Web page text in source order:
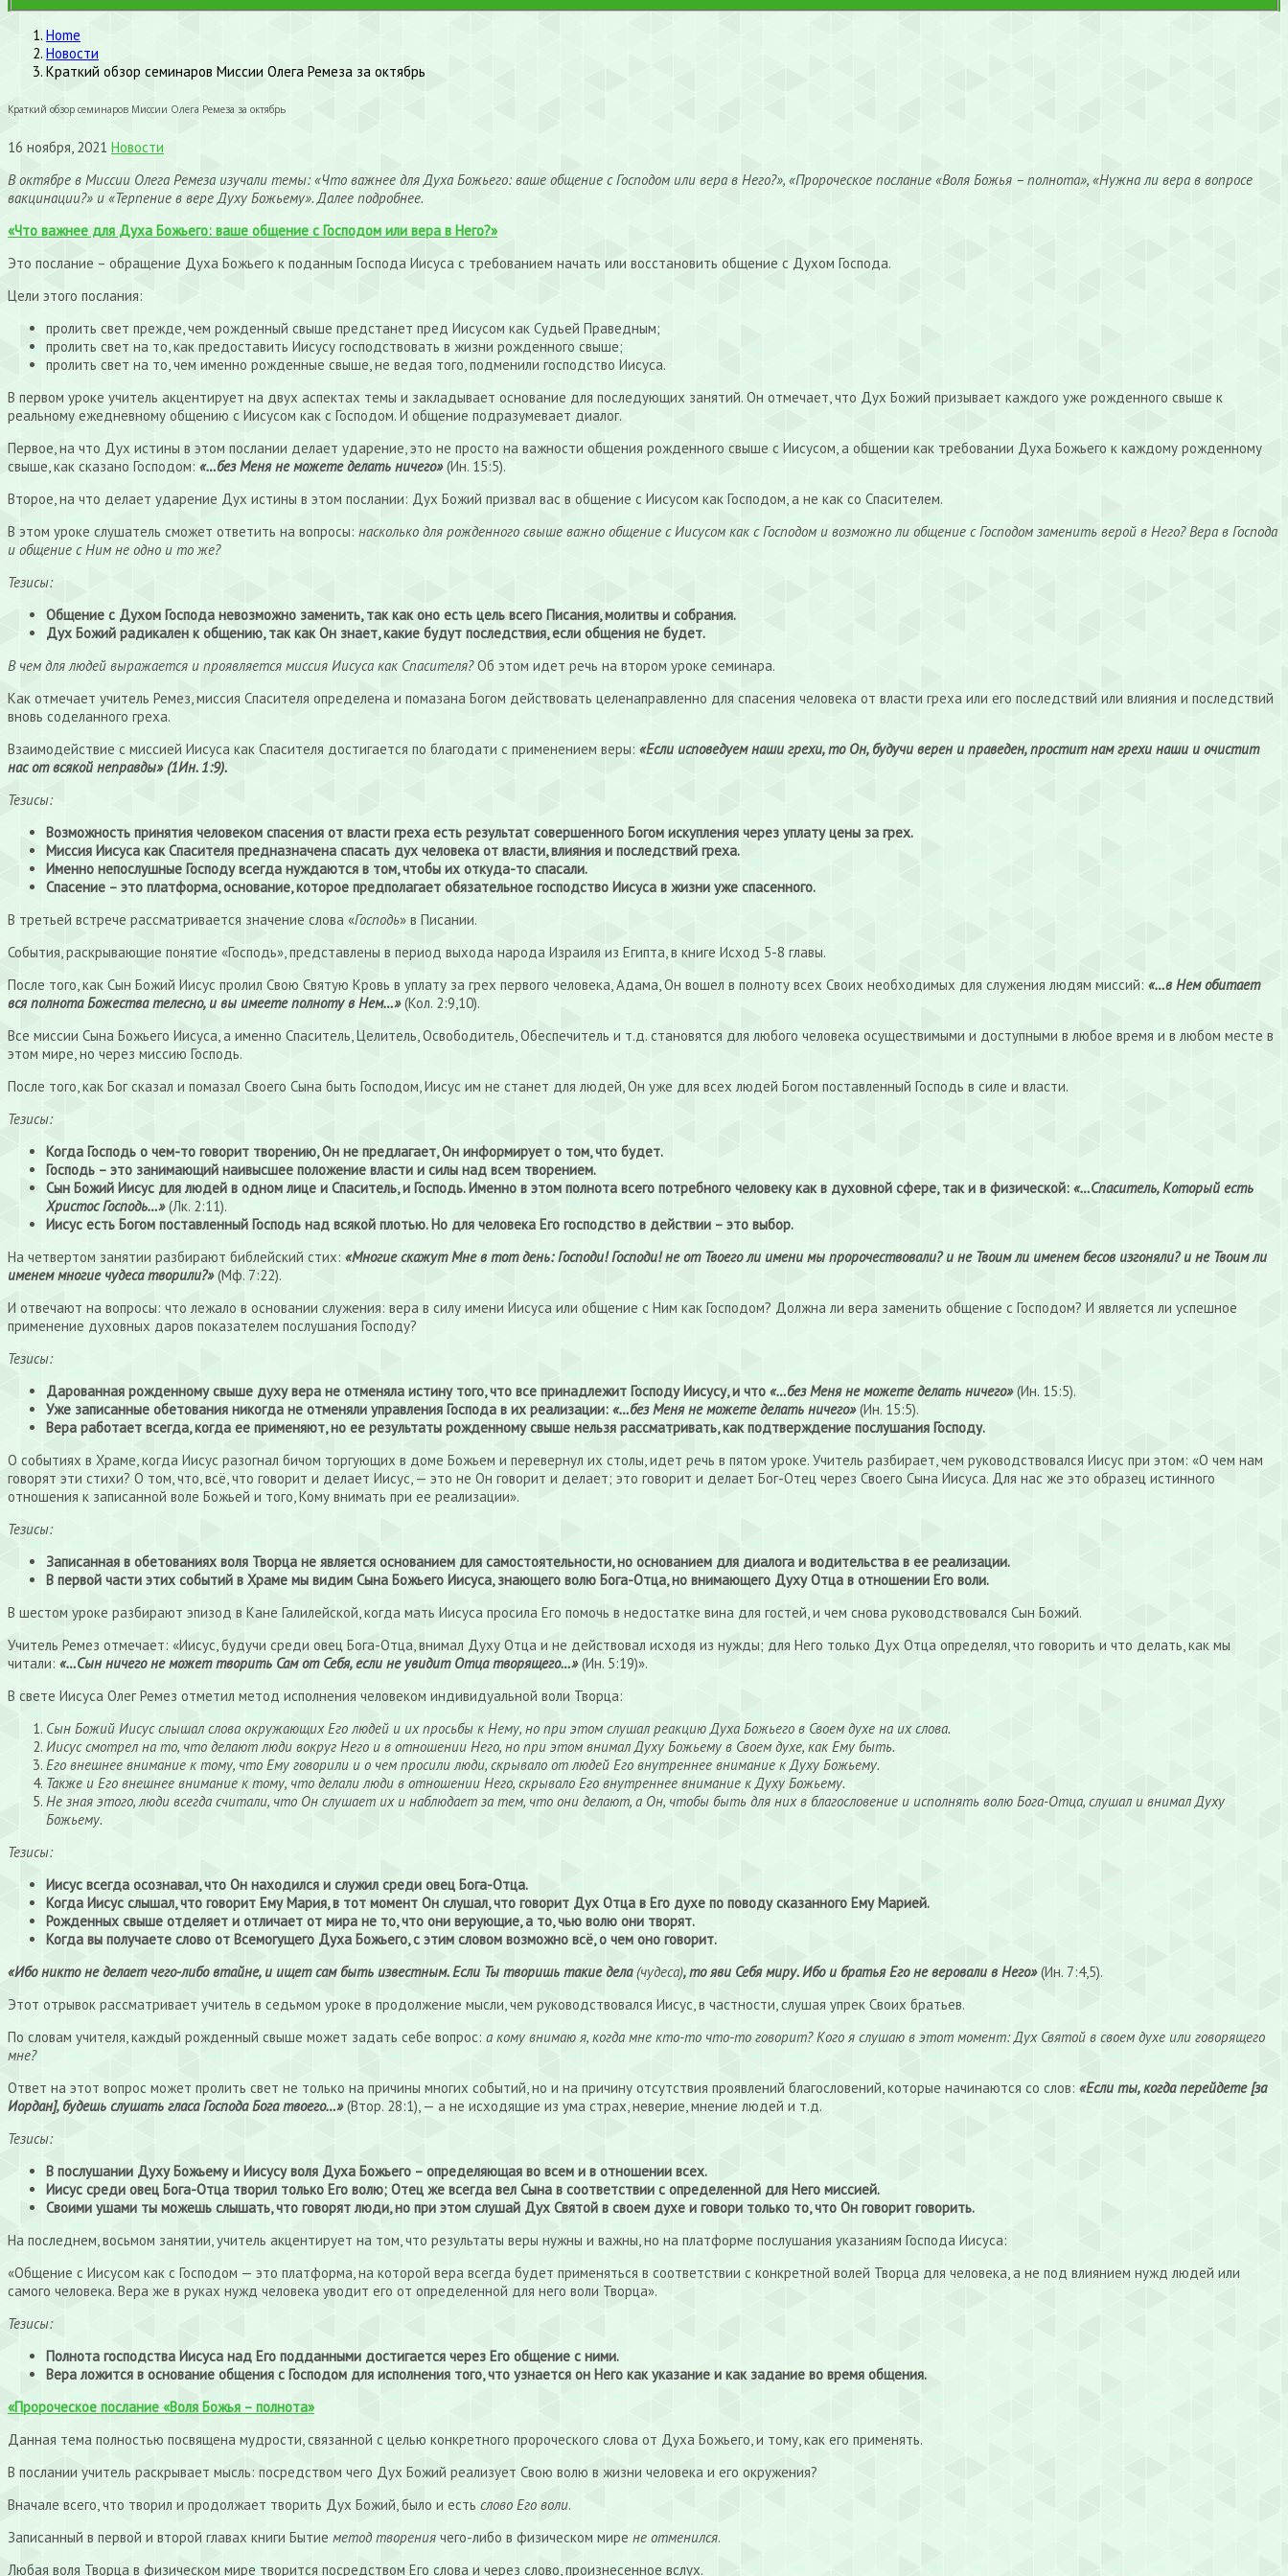
Home
Новости
Краткий обзор семинаров Миссии Олега Ремеза за октябрь
Краткий обзор семинаров Миссии Олега Ремеза за октябрь
16 ноября, 2021 Новости
В октябре в Миссии Олега Ремеза изучали темы: «Что важнее для Духа Божьего: ваше общение с Господом или вера в Него?», «Пророческое послание «Воля Божья – полнота», «Нужна ли вера в вопросе
вакцинации?» и «Терпение в вере Духу Божьему». Далее подробнее.
«Что важнее для Духа Божьего: ваше общение с Господом или вера в Него?»
Это послание – обращение Духа Божьего к поданным Господа Иисуса с требованием начать или восстановить общение с Духом Господа.
Цели этого послания:
пролить свет прежде, чем рожденный свыше предстанет пред Иисусом как Судьей Праведным;
пролить свет на то, как предоставить Иисусу господствовать в жизни рожденного свыше;
пролить свет на то, чем именно рожденные свыше, не ведая того, подменили господство Иисуса.
В первом уроке учитель акцентирует на двух аспектах темы и закладывает основание для последующих занятий. Он отмечает, что Дух Божий призывает каждого уже рожденного свыше к
реальному ежедневному общению с Иисусом как с Господом. И общение подразумевает диалог.
Первое, на что Дух истины в этом послании делает ударение, это не просто на важности общения рожденного свыше с Иисусом, а общении как требовании Духа Божьего к каждому рожденному
свыше, как сказано Господом: «…без Меня не можете делать ничего»(Ин. 15:5).
Второе, на что делает ударение Дух истины в этом послании: Дух Божий призвал вас в общение с Иисусом как Господом, а не как со Спасителем.
В этом уроке слушатель сможет ответить на вопросы: насколько для рожденного свыше важно общение с Иисусом как с Господом и возможно ли общение с Господом заменить верой в Него? Вера в Господа
и общение с Ним не одно и то же?
Тезисы:
Общение с Духом Господа невозможно заменить, так как оно есть цель всего Писания, молитвы и собрания.
Дух Божий радикален к общению, так как Он знает, какие будут последствия, если общения не будет.
В чем для людей выражается и проявляется миссия Иисуса как Спасителя?Об этом идет речь на втором уроке семинара.
Как отмечает учитель Ремез, миссия Спасителя определена и помазана Богом действовать целенаправленно для спасения человека от власти греха или его последствий или влияния и последствий
вновь соделанного греха.
Взаимодействие с миссией Иисуса как Спасителя достигается по благодати с применением веры: «Если исповедуем наши грехи, то Он, будучи верен и праведен, простит нам грехи наши и очистит
нас от всякой неправды» (1Ин. 1:9).
Тезисы:
Возможность принятия человеком спасения от власти греха есть результат совершенного Богом искупления через уплату цены за грех.
Миссия Иисуса как Спасителя предназначена спасать дух человека от власти, влияния и последствий греха.
Именно непослушные Господу всегда нуждаются в том, чтобы их откуда-то спасали.
Спасение – это платформа, основание, которое предполагает обязательное господство Иисуса в жизни уже спасенного.
В третьей встрече рассматривается значение слова «Господь» в Писании.
События, раскрывающие понятие «Господь», представлены в период выхода народа Израиля из Египта, в книге Исход 5-8 главы.
После того, как Сын Божий Иисус пролил Свою Святую Кровь в уплату за грех первого человека, Адама, Он вошел в полноту всех Своих необходимых для служения людям миссий: «…в Нем обитает
вся полнота Божества телесно, и вы имеете полноту в Нем…»(Кол. 2:9,10).
Все миссии Сына Божьего Иисуса, а именно Спаситель, Целитель, Освободитель, Обеспечитель и т.д. становятся для любого человека осуществимыми и доступными в любое время и в любом месте в
этом мире, но через миссию Господь.
После того, как Бог сказал и помазал Своего Сына быть Господом, Иисус им не станет для людей, Он уже для всех людей Богом поставленный Господь в силе и власти.
Тезисы:
Когда Господь о чем-то говорит творению, Он не предлагает, Он информирует о том, что будет.
Господь – это занимающий наивысшее положение власти и силы над всем творением.
Сын Божий Иисус для людей в одном лице и Спаситель, и Господь. Именно в этом полнота всего потребного человеку как в духовной сфере, так и в физической: «…Спаситель, Который есть
Христос Господь…»(Лк. 2:11).
Иисус есть Богом поставленный Господь над всякой плотью. Но для человека Его господство в действии – это выбор.
На четвертом занятии разбирают библейский стих: «Многие скажут Мне в тот день: Господи! Господи! не от Твоего ли имени мы пророчествовали? и не Твоим ли именем бесов изгоняли? и не Твоим ли
именем многие чудеса творили?»(Мф. 7:22).
И отвечают на вопросы: что лежало в основании служения: вера в силу имени Иисуса или общение с Ним как Господом? Должна ли вера заменить общение с Господом? И является ли успешное
применение духовных даров показателем послушания Господу?
Тезисы:
Дарованная рожденному свыше духу вера не отменяла истину того, что все принадлежит Господу Иисусу, и что «…без Меня не можете делать ничего»(Ин. 15:5).
Уже записанные обетования никогда не отменяли управления Господа в их реализации: «…без Меня не можете делать ничего»(Ин. 15:5).
Вера работает всегда, когда ее применяют, но ее результаты рожденному свыше нельзя рассматривать, как подтверждение послушания Господу.
О событиях в Храме, когда Иисус разогнал бичом торгующих в доме Божьем и перевернул их столы, идет речь в пятом уроке. Учитель разбирает, чем руководствовался Иисус при этом: «О чем нам
говорят эти стихи? О том, что, всё, что говорит и делает Иисус, — это не Он говорит и делает; это говорит и делает Бог-Отец через Своего Сына Иисуса. Для нас же это образец истинного
отношения к записанной воле Божьей и того, Кому внимать при ее реализации».
Тезисы:
Записанная в обетованиях воля Творца не является основанием для самостоятельности, но основанием для диалога и водительства в ее реализации.
В первой части этих событий в Храме мы видим Сына Божьего Иисуса, знающего волю Бога-Отца, но внимающего Духу Отца в отношении Его воли.
В шестом уроке разбирают эпизод в Кане Галилейской, когда мать Иисуса просила Его помочь в недостатке вина для гостей, и чем снова руководствовался Сын Божий.
Учитель Ремез отмечает: «Иисус, будучи среди овец Бога-Отца, внимал Духу Отца и не действовал исходя из нужды; для Него только Дух Отца определял, что говорить и что делать, как мы
читали: «…Сын ничего не может творить Сам от Себя, если не увидит Отца творящего…»(Ин. 5:19)».
В свете Иисуса Олег Ремез отметил метод исполнения человеком индивидуальной воли Творца:
Сын Божий Иисус слышал слова окружающих Его людей и их просьбы к Нему, но при этом слушал реакцию Духа Божьего в Своем духе на их слова.
Иисус смотрел на то, что делают люди вокруг Него и в отношении Него, но при этом внимал Духу Божьему в Своем духе, как Ему быть.
Его внешнее внимание к тому, что Ему говорили и о чем просили люди, скрывало от людей Его внутреннее внимание к Духу Божьему.
Также и Его внешнее внимание к тому, что делали люди в отношении Него, скрывало Его внутреннее внимание к Духу Божьему.
Не зная этого, люди всегда считали, что Он слушает их и наблюдает за тем, что они делают, а Он, чтобы быть для них в благословение и исполнять волю Бога-Отца, слушал и внимал Духу
Божьему.
Тезисы:
Иисус всегда осознавал, что Он находился и служил среди овец Бога-Отца.
Когда Иисус слышал, что говорит Ему Мария, в тот момент Он слушал, что говорит Дух Отца в Его духе по поводу сказанного Ему Марией.
Рожденных свыше отделяет и отличает от мира не то, что они верующие, а то, чью волю они творят.
Когда вы получаете слово от Всемогущего Духа Божьего, с этим словом возможно всё, о чем оно говорит.
«Ибо никто не делает чего-либо втайне, и ищет сам быть известным. Если Ты творишь такие дела(чудеса), то яви Себя миру. Ибо и братья Его не веровали в Него»(Ин. 7:4,5).
Этот отрывок рассматривает учитель в седьмом уроке в продолжение мысли, чем руководствовался Иисус, в частности, слушая упрек Своих братьев.
По словам учителя, каждый рожденный свыше может задать себе вопрос: а кому внимаю я, когда мне кто-то что-то говорит? Кого я слушаю в этот момент: Дух Святой в своем духе или говорящего
мне?
Ответ на этот вопрос может пролить свет не только на причины многих событий, но и на причину отсутствия проявлений благословений, которые начинаются со слов: «Если ты, когда перейдете [за
Иордан], будешь слушать гласа Господа Бога твоего…»(Втор. 28:1), — а не исходящие из ума страх, неверие, мнение людей и т.д.
Тезисы:
В послушании Духу Божьему и Иисусу воля Духа Божьего – определяющая во всем и в отношении всех.
Иисус среди овец Бога-Отца творил только Его волю; Отец же всегда вел Сына в соответствии с определенной для Него миссией.
Своими ушами ты можешь слышать, что говорят люди, но при этом слушай Дух Святой в своем духе и говори только то, что Он говорит говорить.
На последнем, восьмом занятии, учитель акцентирует на том, что результаты веры нужны и важны, но на платформе послушания указаниям Господа Иисуса:
«Общение с Иисусом как с Господом — это платформа, на которой вера всегда будет применяться в соответствии с конкретной волей Творца для человека, а не под влиянием нужд людей или
самого человека. Вера же в руках нужд человека уводит его от определенной для него воли Творца».
Тезисы:
Полнота господства Иисуса над Его подданными достигается через Его общение с ними.
Вера ложится в основание общения с Господом для исполнения того, что узнается он Него как указание и как задание во время общения.
«Пророческое послание «Воля Божья – полнота»
Данная тема полностью посвящена мудрости, связанной с целью конкретного пророческого слова от Духа Божьего, и тому, как его применять.
В послании учитель раскрывает мысль: посредством чего Дух Божий реализует Свою волю в жизни человека и его окружения?
Вначале всего, что творил и продолжает творить Дух Божий, было и есть слово Его воли.
Записанный в первой и второй главах книги Бытие метод творения чего-либо в физическом мире не отменился.
Любая воля Творца в физическом мире творится посредством Его слова и через слово, произнесенное вслух.